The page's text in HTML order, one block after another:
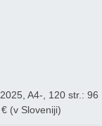
A4-, 120 str.: 96
(v Sloveniji)